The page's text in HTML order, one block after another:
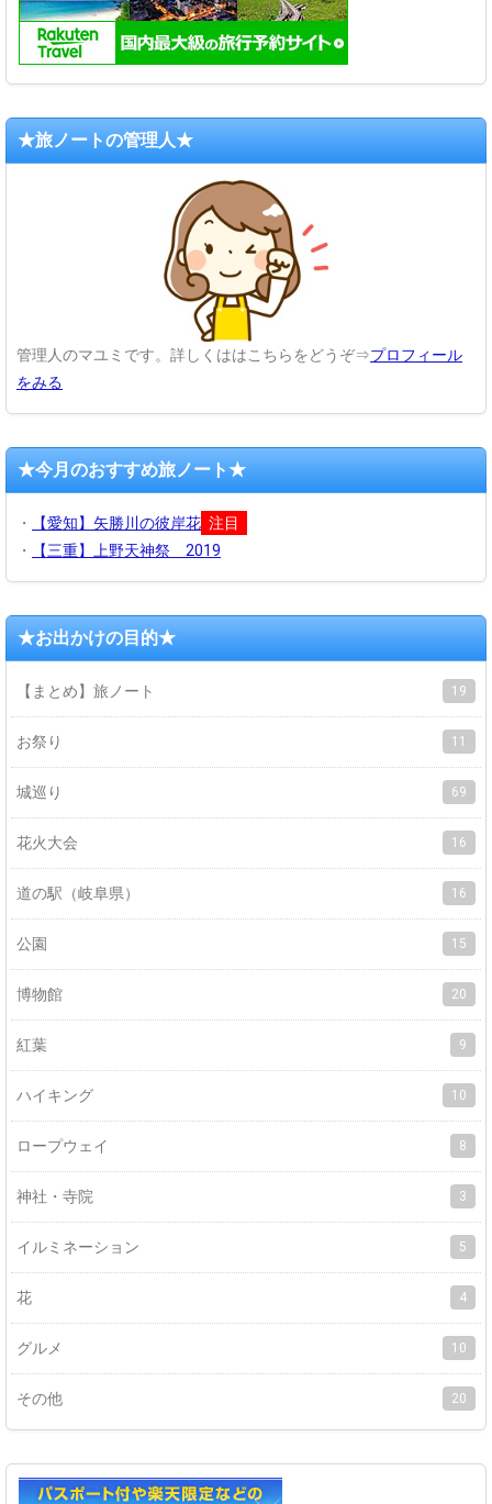
★旅ノートの管理人★
管理人のマユミです。詳しくははこちらをどうぞ⇒プロフィール
をみる
★今月のおすすめ旅ノート★
・ 【愛知】矢勝川の彼岸花 注目
・
【三重】上野天神祭 2019
★お出かけの目的★
【まとめ】旅ノート 19
お祭り 11
城巡り 69
花火大会 16
道の駅（岐阜県） 16
公園 15
博物館 20
紅葉 9
ハイキング 10
ロープウェイ 8
神社・寺院 3
イルミネーション 5
花 4
グルメ 10
その他 20